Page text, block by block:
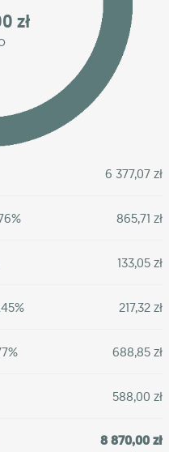
zł
6 377,07 zł
865,71 zł
133,05 zł
217,32 zł
688,85 zł
588,00 zł
8 870,00 zł